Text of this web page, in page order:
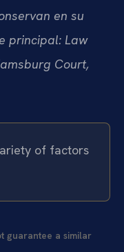
en su
principal: Law
Court,
of factors
guarantee a similar